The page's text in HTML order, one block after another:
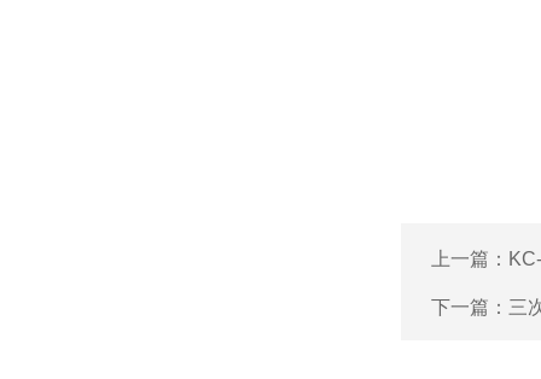
上一篇：
下一篇： 三